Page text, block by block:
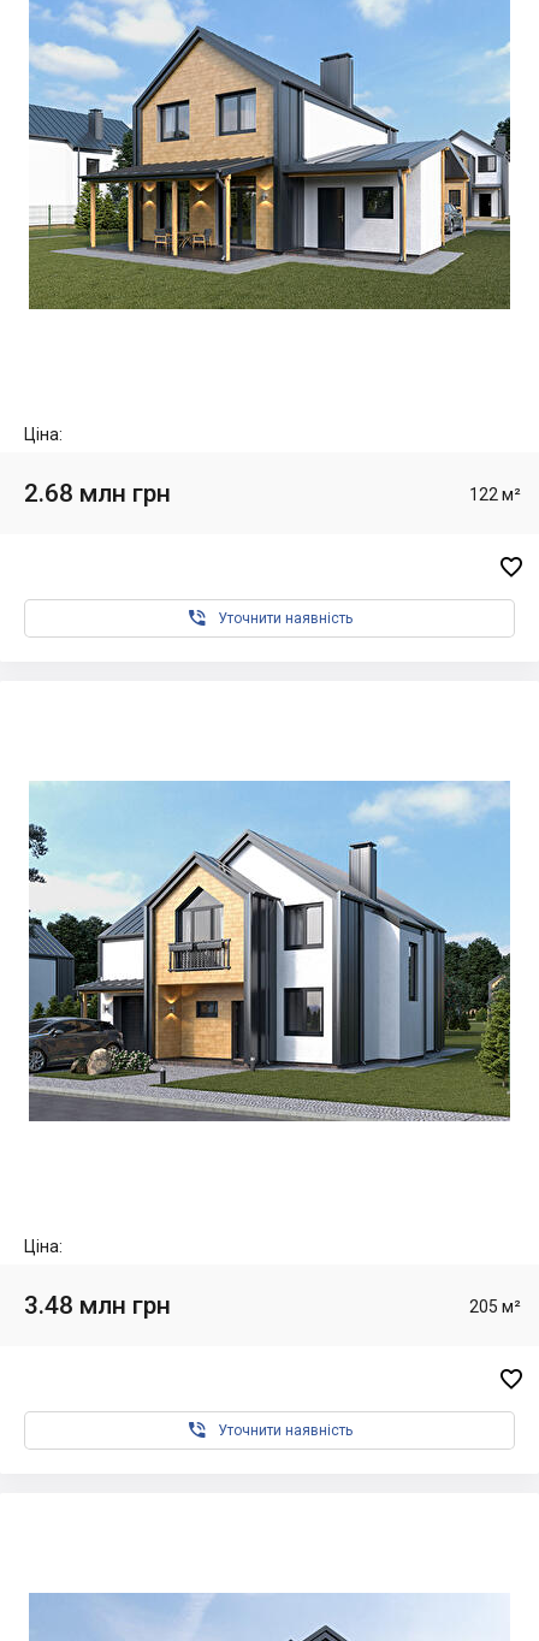
Ціна:
2.68 млн грн 122 м²

 Уточнити наявність
Ціна:
3.48 млн грн 205 м²

 Уточнити наявність